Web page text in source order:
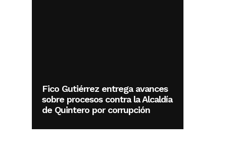
Fico Gutiérrez entrega avances
sobre procesos contra la Alcaldía
de Quintero por corrupción